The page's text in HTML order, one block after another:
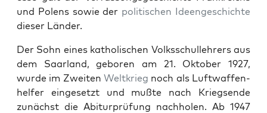
und Polens sowie der poli­tis­chen Ideengeschichte
dieser Län­der.
Der Sohn eines katholis­chen Volkss­chullehrers aus
dem Saar­land, geboren am 21. Okto­ber 1927,
wurde im Zweit­en Weltkrieg noch als Luft­waf­fen­
helfer einge­set­zt und mußte nach Kriegsende
zunächst die Abitur­prü­fung nach­holen. Ab 1947